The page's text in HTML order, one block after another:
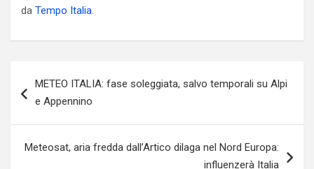
da Tempo Italia.
articoli
METEO ITALIA: fase soleggiata, salvo temporali su Alpi
e Appennino
Meteosat, aria fredda dall’Artico dilaga nel Nord Europa:
influenzerà Italia